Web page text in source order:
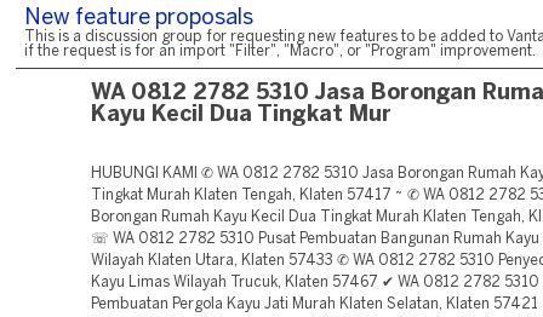
New feature proposals
This is a discussion group for requesting new features to be added to
if the request is for an import "Filter", "Macro", or "Program" improvement.
WA 0812 2782 5310 Jasa Borongan
Kayu Kecil Dua Tingkat Mur
HUBUNGI KAMI ✆ WA 0812 2782 5310 Jasa Borongan Rumah
Tingkat Murah Klaten Tengah, Klaten 57417 ~ ✆ WA 0812 2782
Borongan Rumah Kayu Kecil Dua Tingkat Murah Klaten Tengah,
☏ WA 0812 2782 5310 Pusat Pembuatan Bangunan Rumah Kayu
Wilayah Klaten Utara, Klaten 57433 ✆ WA 0812 2782 5310
Kayu Limas Wilayah Trucuk, Klaten 57467 ✔ WA 0812 2782 5310
Pembuatan Pergola Kayu Jati Murah Klaten Selatan, Klaten